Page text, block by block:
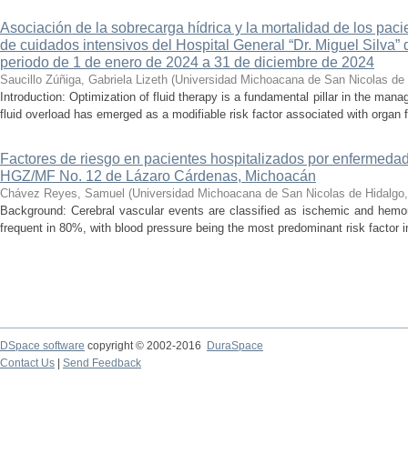
Asociación de la sobrecarga hídrica y la mortalidad de los
de cuidados intensivos del Hospital General “Dr. Miguel
periodo de 1 de enero de 2024 a 31 de diciembre de 2024
Saucillo Zúñiga, Gabriela Lizeth (Universidad Michoacana de San Nicolas de
Introduction: Optimization of fluid therapy is a fundamental pillar in the
fluid overload has emerged as a modifiable risk factor associated with organ
Factores de riesgo en pacientes hospitalizados por
HGZ/MF No. 12 de Lázaro Cárdenas, Michoacán
Chávez Reyes, Samuel (Universidad Michoacana de San Nicolas de Hidalgo
Background: Cerebral vascular events are classified as ischemic and
frequent in 80%, with blood pressure being the most predominant risk factor
DSpace software copyright © 2002-2016
DuraSpace
Contact Us
Send Feedback